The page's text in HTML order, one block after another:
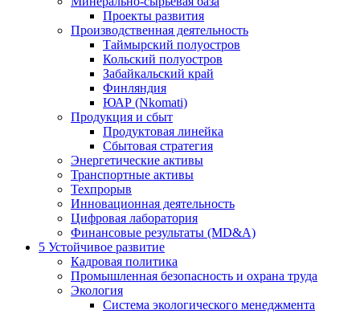
Проекты развития
Производственная деятельность
Таймырский полуостров
Кольский полуостров
Забайкальский край
Финляндия
ЮАР (Nkomati)
Продукция и сбыт
Продуктовая линейка
Сбытовая стратегия
Энергетические активы
Транспортные активы
Техпрорыв
Инновационная деятельность
Цифровая лаборатория
Финансовые результаты (MD&A)
5 Устойчивое развитие
Кадровая политика
Промышленная безопасность и охрана труда
Экология
Система экологического менеджмента